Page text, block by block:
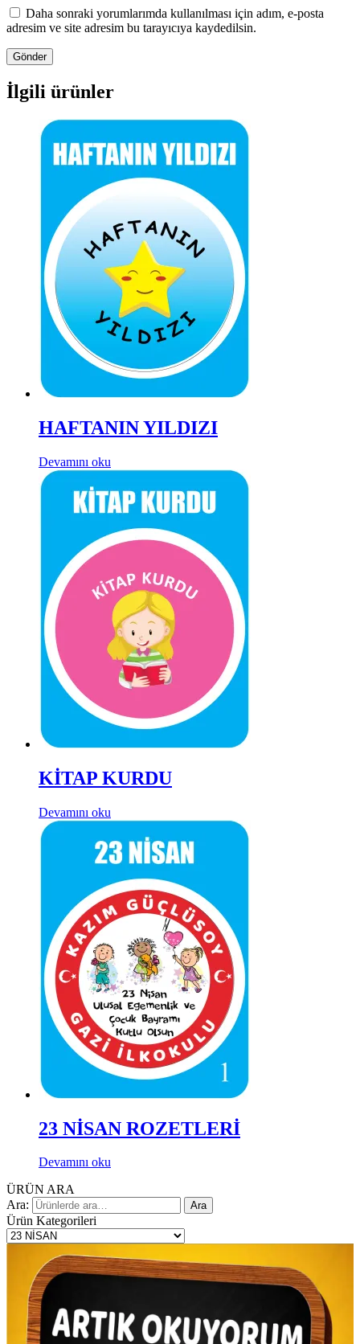
Daha sonraki yorumlarımda kullanılması için adım, e-posta
adresim ve site adresim bu tarayıcıya kaydedilsin.
İlgili ürünler
HAFTANIN YILDIZI
Devamını oku
KİTAP KURDU
Devamını oku
23 NİSAN ROZETLERİ
Devamını oku
ÜRÜN ARA
Ara:
Ara
Ürün Kategorileri